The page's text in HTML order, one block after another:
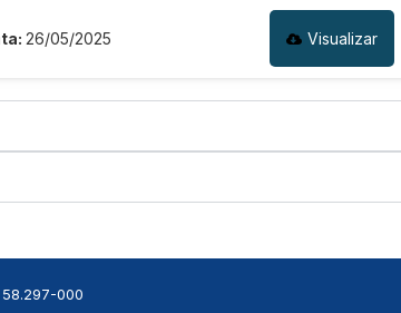
26/05/2025 Visualizar
000